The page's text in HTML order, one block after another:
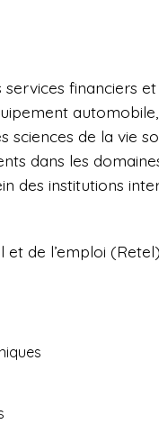
financiers et
sciences de la vie
dans les
des institutions
de l’emploi